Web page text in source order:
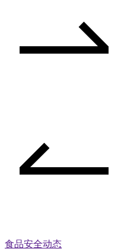
食品安全动态